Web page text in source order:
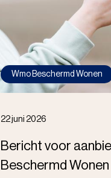
22 juni 2026
Bericht voor
Beschermd Wonen
Wmo Beschermd Wonen